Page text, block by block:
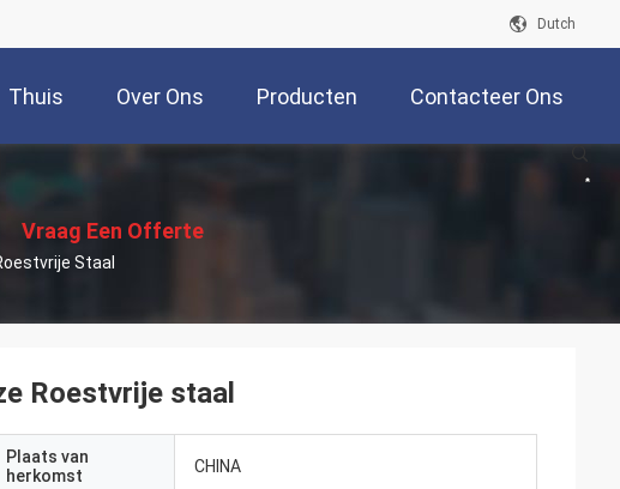
Dutch
Thuis Over Ons Producten Contacteer Ons
Vraag Een Offerte
Aan
Staal
Roestvrije staal
Plaats van
herkomst
CHINA